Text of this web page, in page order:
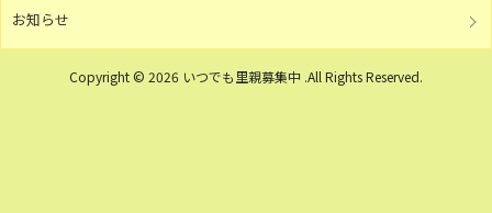
お知らせ
Copyright © 2026 いつでも里親募集中 .All Rights Reserved.